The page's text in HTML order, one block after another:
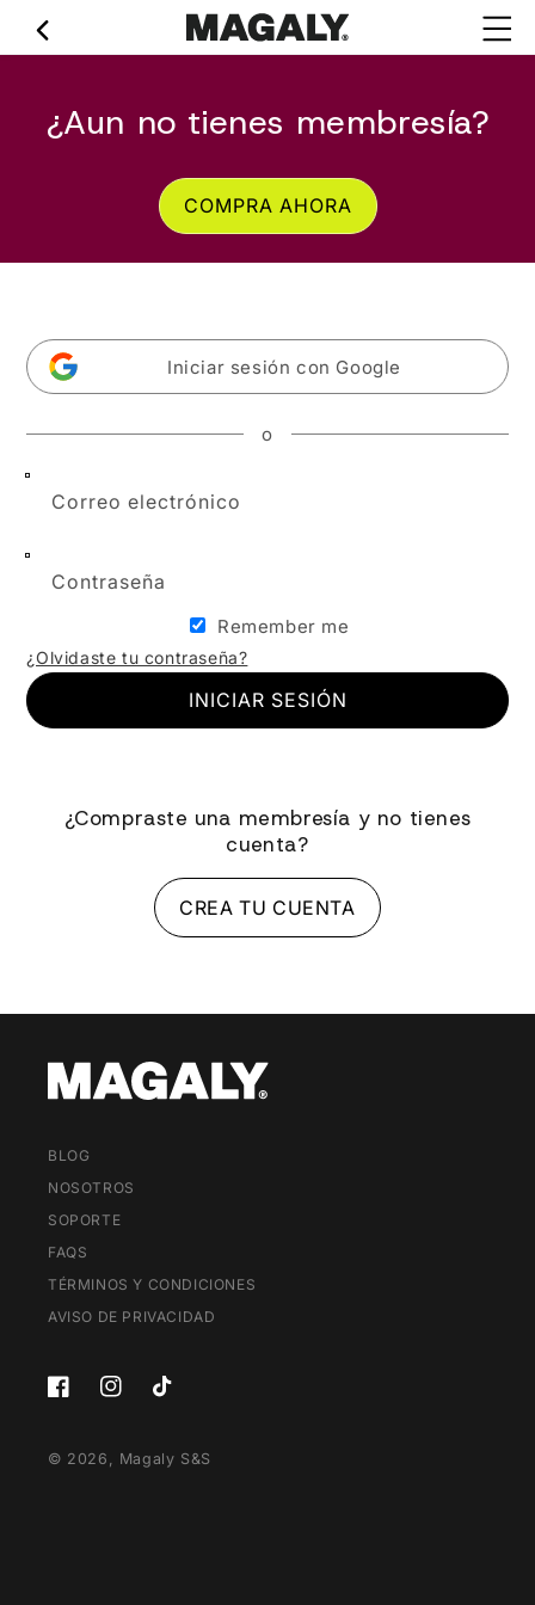
directamente
al contenido
¿Aun no tienes membresía?
COMPRA AHORA
Iniciar sesión con Google
o
Correo electrónico
Contraseña
Remember me
¿Olvidaste tu contraseña?
INICIAR SESIÓN
¿Compraste una membresía y no tienes
cuenta?
CREA TU CUENTA
BLOG
NOSOTROS
SOPORTE
FAQS
TÉRMINOS Y CONDICIONES
AVISO DE PRIVACIDAD
FacebookInstagramTikTok
© 2026, Magaly S&S